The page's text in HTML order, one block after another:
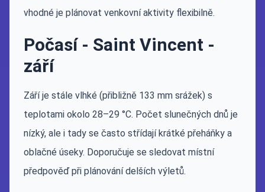
vhodné je plánovat venkovní aktivity flexibilně.
Počasí - Saint Vincent -
září
Září je stále vlhké (přibližně 133 mm srážek) s
teplotami okolo 28–29 °C. Počet slunečných dnů je
nízký, ale i tady se často střídají krátké přeháňky a
oblačné úseky. Doporučuje se sledovat místní
předpověď při plánování delších výletů.